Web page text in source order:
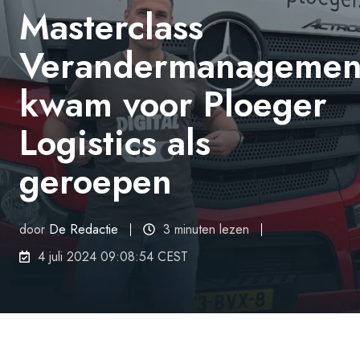
Masterclass
kwam voor Ploeger
Logistics als
geroepen
door De Redactie
3 minuten lezen
4 juli 2024 09:08:54 CEST